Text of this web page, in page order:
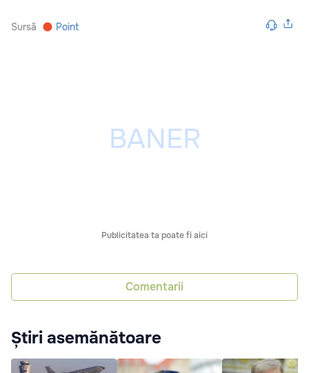
Sursă Point
Publicitatea ta poate fi aici
Comentarii
Știri asemănătoare